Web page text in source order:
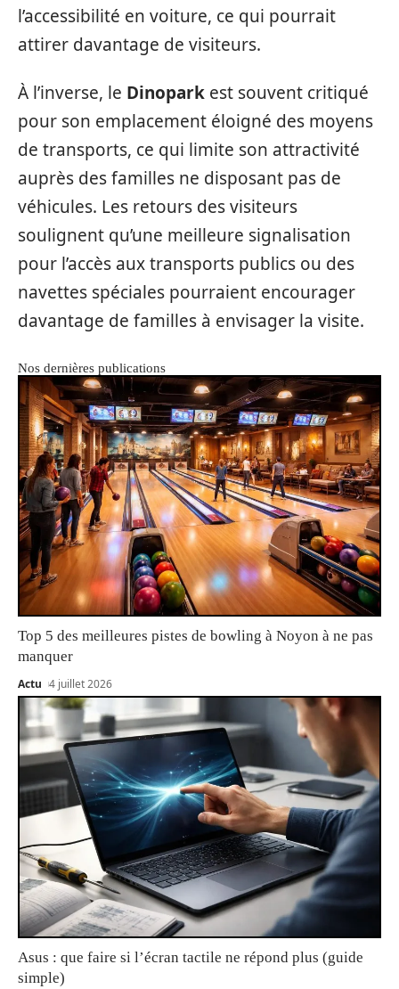
l’accessibilité en voiture, ce qui pourrait
attirer davantage de visiteurs.
À l’inverse, le Dinopark est souvent critiqué
pour son emplacement éloigné des moyens
de transports, ce qui limite son attractivité
auprès des familles ne disposant pas de
véhicules. Les retours des visiteurs
soulignent qu’une meilleure signalisation
pour l’accès aux transports publics ou des
navettes spéciales pourraient encourager
davantage de familles à envisager la visite.
Nos dernières publications
Top 5 des meilleures pistes de bowling à Noyon à ne pas
manquer
Actu 4 juillet 2026
Asus : que faire si l’écran tactile ne répond plus (guide
simple)